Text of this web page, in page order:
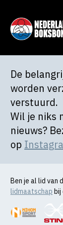
De
worden
verstuurd.
Wil je niks
nieuws?
op
Ben je al lid van
lidmaatschap bij